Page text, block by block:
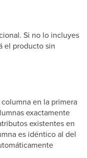
Si no lo incluyes
el producto sin
en la primera
exactamente
existentes en
es idéntico al del